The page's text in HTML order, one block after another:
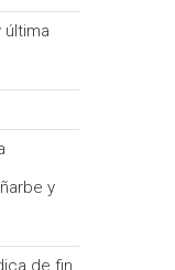
última
y
de fin